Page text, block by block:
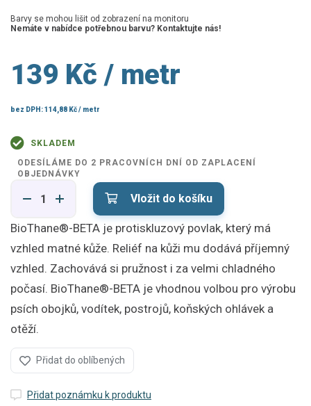
Barvy se mohou lišit od zobrazení na monitoru
Nemáte v nabídce potřebnou barvu? Kontaktujte nás!
BioThane®-BETA je protiskluzový povlak, který má
vzhled matné kůže. Reliéf na kůži mu dodává příjemný
vzhled. Zachovává si pružnost i za velmi chladného
počasí. BioThane®-BETA je vhodnou volbou pro výrobu
psích obojků, vodítek, postrojů, koňských ohlávek a
otěží.
139 Kč / metr
bez DPH:114,88 Kč/ metr
Vložit do košíku
Přidat do oblíbených
Přidat poznámku k produktu
SKLADEM
ODESÍLÁME DO 2 PRACOVNÍCH DNÍ OD ZAPLACENÍ
OBJEDNÁVKY